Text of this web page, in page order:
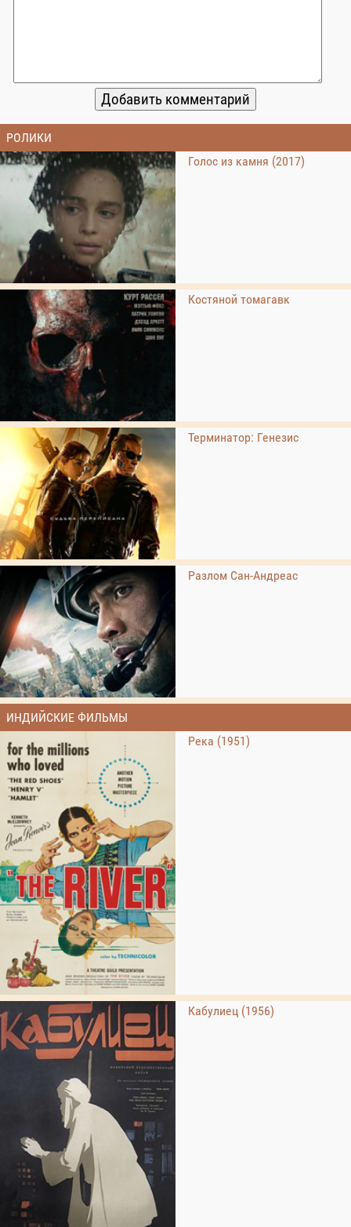
РОЛИКИ
Голос из камня (2017)
Костяной томагавк
Терминатор: Генезис
Разлом Сан-Андреас
ИНДИЙСКИЕ ФИЛЬМЫ
Река (1951)
Кабулиец (1956)